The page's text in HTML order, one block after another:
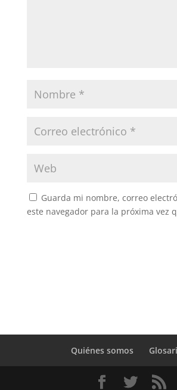
Guarda mi nombre, correo
este navegador para la próxima vez
Quiénes somos